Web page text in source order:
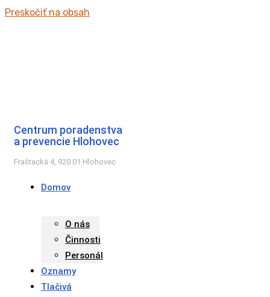
Preskočiť na obsah
Centrum poradenstva
a prevencie Hlohovec
Fraštacká 4, 920 01 Hlohovec
Domov
O nás
Činnosti
Personál
Oznamy
Tlačivá